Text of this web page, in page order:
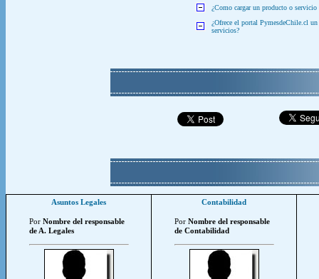
¿Como cargar un producto o
¿Ofrece el portal PymesdeChile.cl
servicios?
Asuntos Legales
Por Nombre del responsable
de A. Legales
Contabilidad
Por Nombre del responsable
de Contabilidad